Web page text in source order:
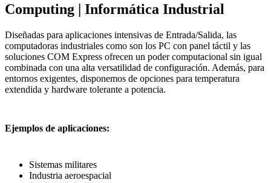
Computing | Informática Industrial
Diseñadas para aplicaciones intensivas de Entrada/Salida, las
computadoras industriales como son los PC con panel táctil y las
soluciones COM Express ofrecen un poder computacional sin igual
combinada con una alta versatilidad de configuración. Además, para
entornos exigentes, disponemos de opciones para temperatura
extendida y hardware tolerante a potencia.
Ejemplos de aplicaciones:
Sistemas militares
Industria aeroespacial